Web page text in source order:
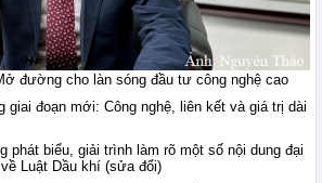
đường cho làn sóng đầu tư công nghệ cao
giai đoạn mới: Công nghệ, liên kết và giá trị dài
phát biểu, giải trình làm rõ một số nội dung đại
Luật Dầu khí (sửa đổi)